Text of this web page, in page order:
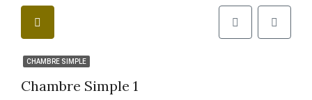
CHAMBRE SIMPLE
Chambre Simple 1